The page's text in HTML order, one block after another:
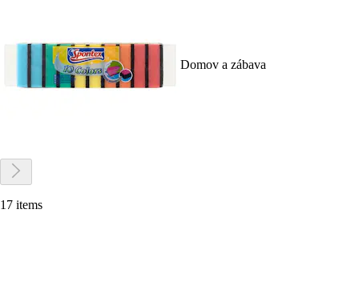
Domov a zábava
17 items